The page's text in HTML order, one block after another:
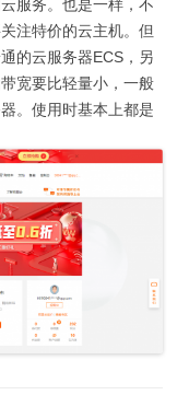
服务。也是一样，不
注特价的云主机。但
的云服务器ECS，另
宽要比轻量小，一般
。使用时基本上都是